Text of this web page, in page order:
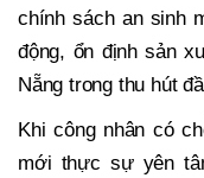
chính sách an sinh
động, ổn định sản
Nẵng trong thu hút
Khi công nhân có
mới thực sự yên